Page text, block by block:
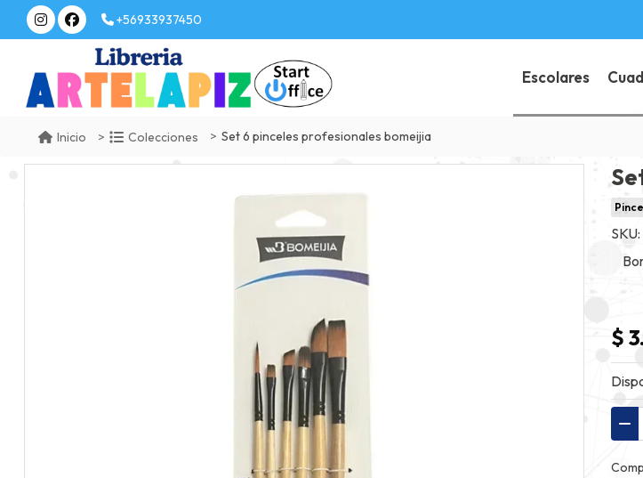
+56933937450
Escolares
Inicio Colecciones Set 6 pinceles profesionales bomeijia
$